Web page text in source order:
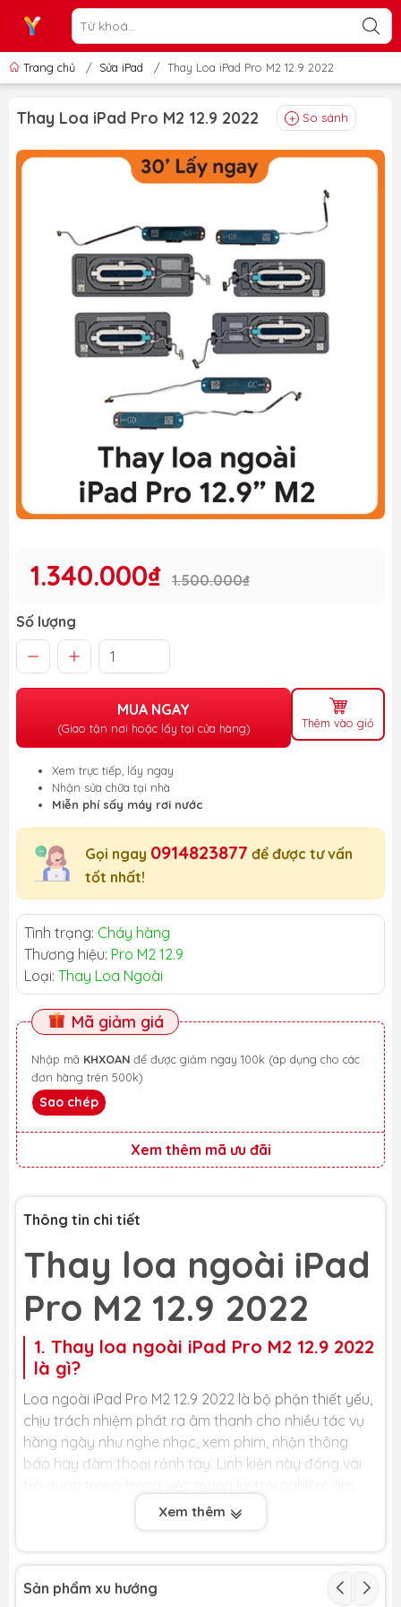
Trang chủ / Sửa iPad / Thay Loa iPad Pro M2 12.9 2022
Thay Loa iPad Pro M2 12.9 2022 So sánh
1.340.000₫ 1.500.000₫
Số lượng
MUA NGAY
(Giao tận nơi hoặc lấy tại cửa hàng) Thêm vào giỏ
Xem trực tiếp, lấy ngay
Nhận sửa chữa tại nhà
Miễn phí sấy máy rơi nước
Gọi ngay 0914823877 để được tư vấn
tốt nhất!
Tình trạng: Cháy hàng
Thương hiệu: Pro M2 12.9
Loại: Thay Loa Ngoài
Mã giảm giá
Nhập mã KHXOAN
đơn hàng trên 500k)
Sao chép
Xem thêm mã ưu đãi
Thông tin chi tiết
Thay loa ngoài iPad
Pro M2 12.9 2022
1. Thay loa ngoài iPad Pro M2 12.9 2022
là gì?
Loa ngoài iPad Pro M2 12.9 2022 là bộ phận thiết yếu,
chịu trách nhiệm phát ra âm thanh cho nhiều tác vụ
hàng ngày như nghe nhạc, xem phim, nhận thông
báo hay đàm thoại rảnh tay. Linh kiện này đóng vai
thanh rõ ràng và sống động. Khi loa ngoài bị hỏng,
âm thanh có thể trở nên nhỏ, rè hoặc thậm chí mất
hẳn, buộc bạn phải tìm dịch vụ thay loa ngoài iPad
Pro M2 12.9 2022 để khôi phục lại chức năng này. Việc
thay loa ngoài iPad kịp thời sẽ giúp bạn lấy lại được
Xem thêm
Sản phẩm xu hướng